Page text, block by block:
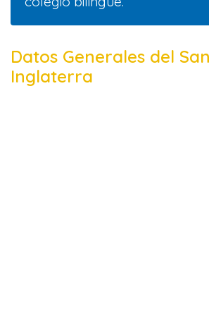
Datos Generales del
Inglaterra